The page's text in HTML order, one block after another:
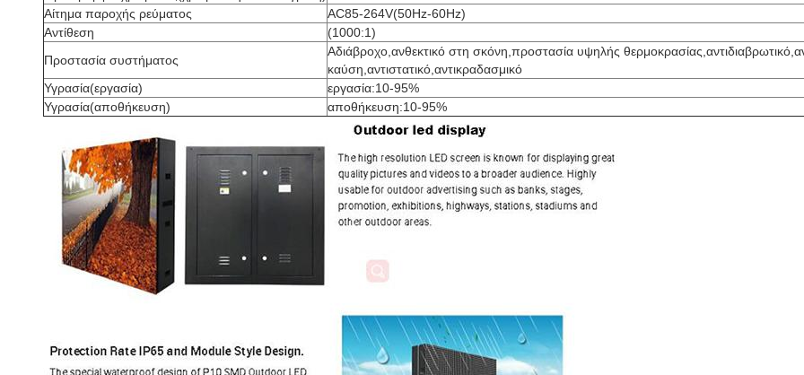
Αίτημα παροχής ρεύματος
AC85-264V(50Hz-60Hz)
Αντίθεση
(1000:1)
Προστασία συστήματος
Αδιάβροχο,ανθεκτικό στη σκόνη,προστασία υψηλής
καύση,αντιστατικό,αντικραδασμικό
Υγρασία(εργασία)
εργασία:10-95%
Υγρασία(αποθήκευση)
αποθήκευση:10-95%